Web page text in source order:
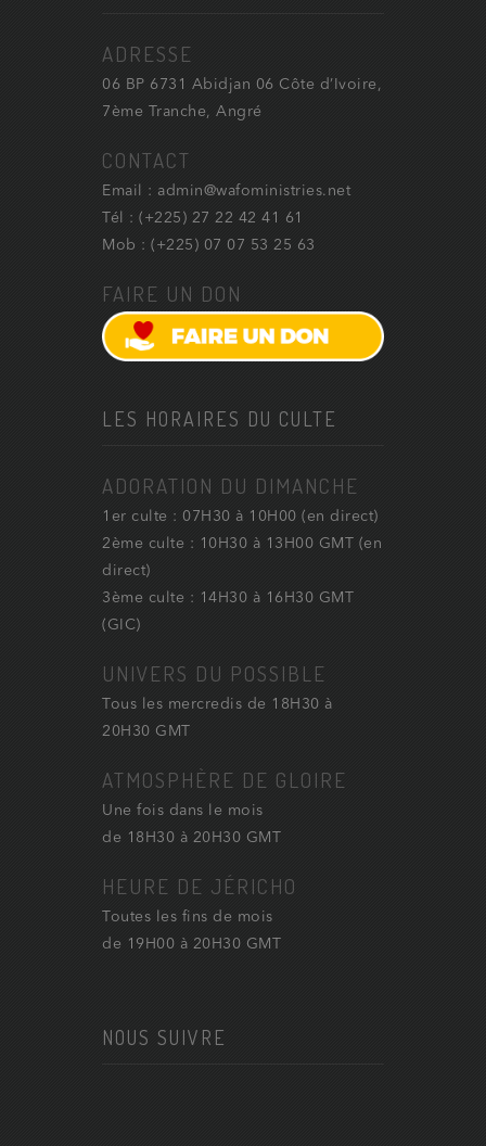
ADRESSE
06 BP 6731 Abidjan 06 Côte d’Ivoire,
7ème Tranche, Angré
CONTACT
Email : admin@wafoministries.net
Tél : (+225) 27 22 42 41 61
Mob : (+225) 07 07 53 25 63
FAIRE UN DON
LES HORAIRES DU CULTE
ADORATION DU DIMANCHE
1er culte : 07H30 à 10H00 (en direct)
2ème culte : 10H30 à 13H00 GMT (en
direct)
3ème culte : 14H30 à 16H30 GMT
(GIC)
UNIVERS DU POSSIBLE
Tous les mercredis de 18H30 à
20H30 GMT
ATMOSPHÈRE DE GLOIRE
Une fois dans le mois
de 18H30 à 20H30 GMT
HEURE DE JÉRICHO
Toutes les fins de mois
de 19H00 à 20H30 GMT
NOUS SUIVRE